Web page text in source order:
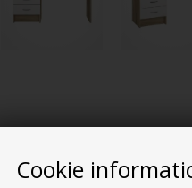
Cookie